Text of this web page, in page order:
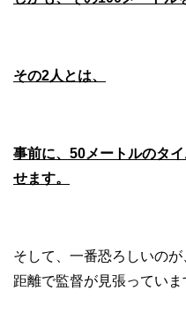
その2人とは、
事前に、50メートルのタ
せます。
そして、一番恐ろしいの
距離で監督が見張っていま